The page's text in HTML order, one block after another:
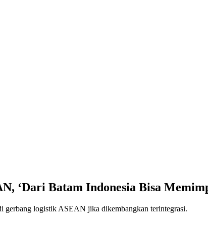
‘Dari Batam Indonesia Bisa
gerbang logistik ASEAN jika dikembangkan terintegrasi.